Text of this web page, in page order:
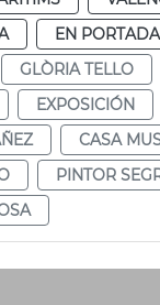
EN
GLÒRIA TELLO
EXPOSICIÓN
CASA
PINTOR